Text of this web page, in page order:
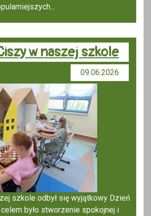
w naszej szkole
09.06.2026
szkole odbył się wyjątkowy Dzień
było stworzenie spokojnej i